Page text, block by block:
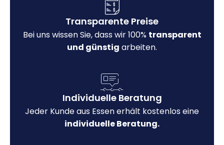
Transparente Preise
Bei uns wissen Sie, dass wir 100% transparent
und günstig arbeiten.
Individuelle Beratung
Jeder Kunde aus Essen erhält kostenlos eine
individuelle Beratung.